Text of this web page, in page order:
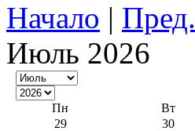
Начало | Пред.
Июль 2026
Пн Вт
29
30